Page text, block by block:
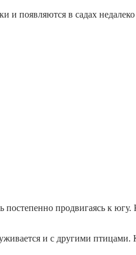
и появляются в садах
продвигаясь к
и с другими птицами.